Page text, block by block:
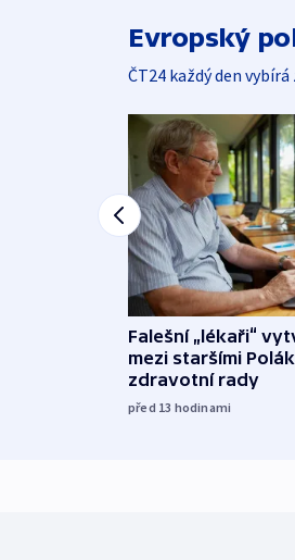
Evropský
ČT24 každý den
Falešní „lékaři“
mezi staršími
zdravotní rady
před 13 hodinami